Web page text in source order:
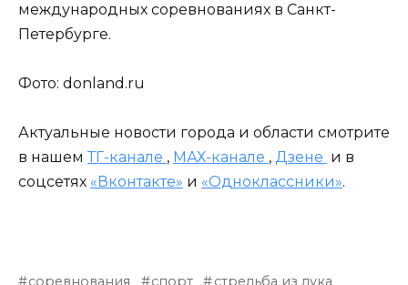
международных соревнованиях в Санкт-
Петербурге.
Фото: donland.ru
Актуальные новости города и области смотрите
в нашем ТГ-канале , МАХ-канале , Дзене и в
соцсетях «Вконтакте» и «Одноклассники».